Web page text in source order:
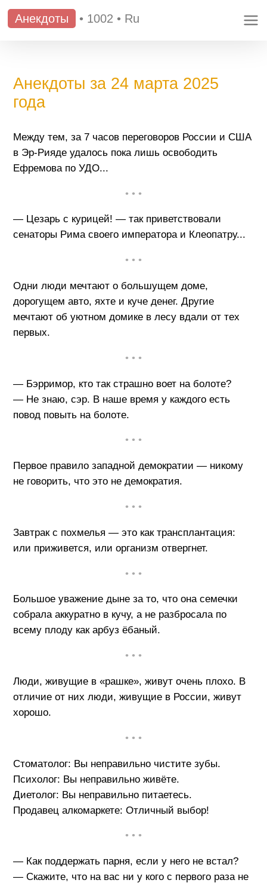
Анекдоты • 1002 • Ru
Анекдоты за 24 марта 2025
года
Между тем, за 7 часов переговоров России и США
в Эр-Рияде удалось пока лишь освободить
Ефремова по УДО...
• • •
— Цезарь с курицей! — так приветствовали
сенаторы Рима своего императора и Клеопатру...
• • •
Одни люди мечтают о большущем доме,
дорогущем авто, яхте и куче денег. Другие
мечтают об уютном домике в лесу вдали от тех
первых.
• • •
— Бэрримор, кто так страшно воет на болоте?
— Не знаю, сэр. В наше время у каждого есть
повод повыть на болоте.
• • •
Первое правило западной демократии — никому
не говорить, что это не демократия.
• • •
Завтрак с похмелья — это как трансплантация:
или приживется, или организм отвергнет.
• • •
Большое уважение дыне за то, что она семечки
собрала аккуратно в кучу, а не разбросала по
всему плоду как арбуз ёбаный.
• • •
Люди, живущие в «рашке», живут очень плохо. В
отличие от них люди, живущие в России, живут
хорошо.
• • •
Стоматолог: Вы неправильно чистите зубы.
Психолог: Вы неправильно живёте.
Диетолог: Вы неправильно питаетесь.
Продавец алкомаркете: Отличный выбор!
• • •
— Как поддержать парня, если у него не встал?
— Скажите, что на вас ни у кого с первого раза не